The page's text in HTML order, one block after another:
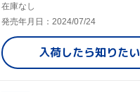
在庫なし
発売年月日：2024/07/24
入荷したら知りたい